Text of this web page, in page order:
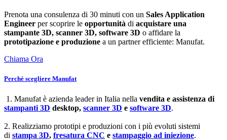
Prenota una consulenza di 30 minuti con un Sales Application
Engineer per scoprire le opportunità di acquistare una
stampante 3D, scanner 3D, software 3D o affidare la
prototipazione e produzione a un partner efficiente: Manufat.
Chiama Ora
Perchè scegliere Manufat
1. Manufat è azienda leader in Italia nella vendita e assistenza di
stampanti 3D desktop, scanner 3D e software 3D.
2. Realizziamo prototipi e produzioni con i più evoluti sistemi
di stampa 3D, fresatura CNC e stampaggio ad iniezione.